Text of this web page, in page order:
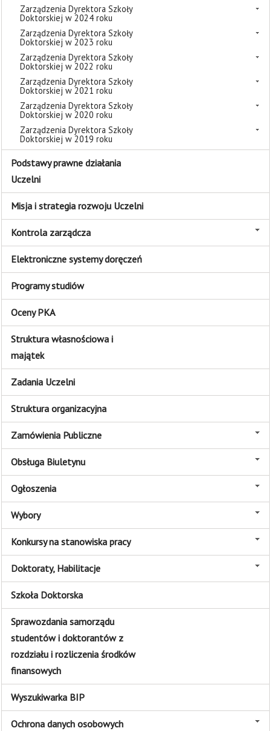
Zarządzenia Dyrektora Szkoły
Doktorskiej w 2024 roku
Zarządzenia Dyrektora Szkoły
Doktorskiej w 2023 roku
Zarządzenia Dyrektora Szkoły
Doktorskiej w 2022 roku
Zarządzenia Dyrektora Szkoły
Doktorskiej w 2021 roku
Zarządzenia Dyrektora Szkoły
Doktorskiej w 2020 roku
Zarządzenia Dyrektora Szkoły
Doktorskiej w 2019 roku
Podstawy prawne działania
Uczelni
Misja i strategia rozwoju Uczelni
Kontrola zarządcza
Elektroniczne systemy doręczeń
Programy studiów
Oceny PKA
Struktura własnościowa i
majątek
Zadania Uczelni
Struktura organizacyjna
Zamówienia Publiczne
Obsługa Biuletynu
Ogłoszenia
Wybory
Konkursy na stanowiska pracy
Doktoraty, Habilitacje
Szkoła Doktorska
Sprawozdania samorządu
studentów i doktorantów z
rozdziału i rozliczenia środków
finansowych
Wyszukiwarka BIP
Ochrona danych osobowych